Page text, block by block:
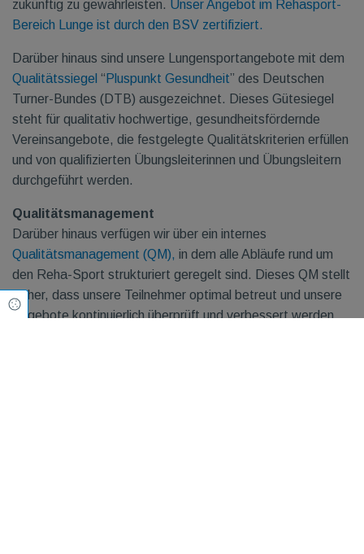
zukünftig zu gewährleisten. Unser Angebot im Rehasport-
Bereich Lunge ist durch den BSV zertifiziert.
Darüber hinaus sind unsere Lungensportangebote mit dem
Qualitätssiegel “ Pluspunkt Gesundheit” des Deutschen
Turner-Bundes (DTB) ausgezeichnet. Dieses Gütesiegel
steht für qualitativ hochwertige, gesundheitsfördernde
Vereinsangebote, die festgelegte Qualitätskriterien erfüllen
und von qualifizierten Übungsleiterinnen und Übungsleitern
durchgeführt werden.
Qualitätsmanagement
Darüber hinaus verfügen wir über ein internes
Qualitätsmanagement (QM), in dem alle Abläufe rund um
den Reha-Sport strukturiert geregelt sind. Dieses QM stellt
sicher, dass unsere Teilnehmer optimal betreut und unsere
Angebote kontinuierlich überprüft und verbessert werden.
Cookie Einstellungen